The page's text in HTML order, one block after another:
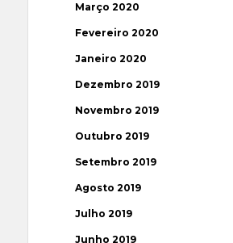
Março 2020
Fevereiro 2020
Janeiro 2020
Dezembro 2019
Novembro 2019
Outubro 2019
Setembro 2019
Agosto 2019
Julho 2019
Junho 2019